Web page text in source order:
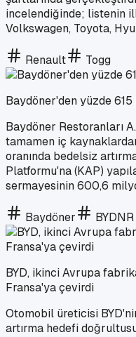
incelendiğinde; listenin
Volkswagen, Toyota,
Renault Togg
Baydöner'den yüzde 615
Baydöner Restoranları
tamamen iç
oranında bedelsiz
Platformu'na (KAP)
sermayesinin 600,6
Baydöner BYDNR
BYD, ikinci Avrupa
Fransa'ya çevirdi
Otomobil üreticisi
artırma hedefi